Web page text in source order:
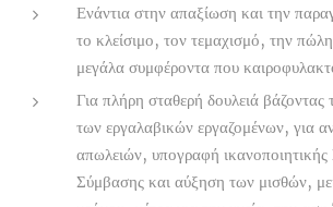
Ενάντια στην απαξίωση και την
το κλείσιμο, τον τεμαχισμό, την
μεγάλα συμφέροντα που
Για πλήρη σταθερή δουλειά βάζοντας
των εργαλαβικών εργαζομένων, για
απωλειών, υπογραφή ικανοποιητικής
Σύμβασης και αύξηση των μισθών,